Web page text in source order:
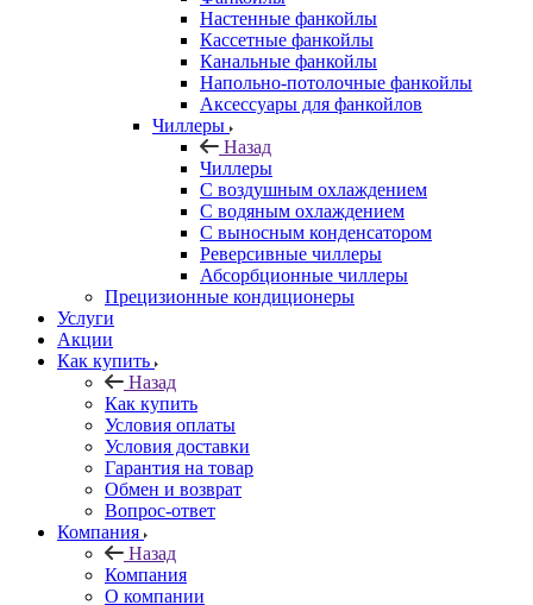
Настенные фанкойлы
Кассетные фанкойлы
Канальные фанкойлы
Напольно-потолочные фанкойлы
Аксессуары для фанкойлов
Чиллеры
Назад
Чиллеры
С воздушным охлаждением
С водяным охлаждением
С выносным конденсатором
Реверсивные чиллеры
Абсорбционные чиллеры
Прецизионные кондиционеры
Услуги
Акции
Как купить
Назад
Как купить
Условия оплаты
Условия доставки
Гарантия на товар
Обмен и возврат
Вопрос-ответ
Компания
Назад
Компания
О компании